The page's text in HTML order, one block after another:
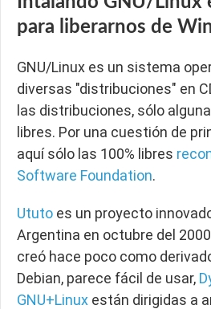
para liberarnos de
GNU/Linux es un sistema
diversas "distribuciones" en
las distribuciones, sólo
libres. Por una cuestión de
aquí sólo las 100% libres
Software Foundation.
Ututo es un proyecto
Argentina en octubre del
creó hace poco como
Debian, parece fácil de usar,
GNU+Linux están dirigidas a